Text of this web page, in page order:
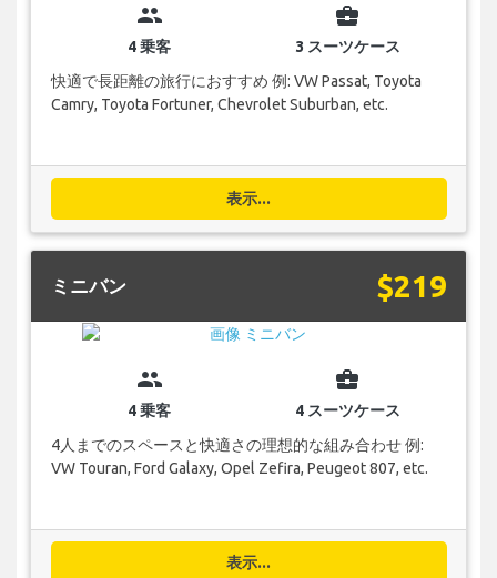
group
4 乗客
business_center
3 スーツケース
快適で長距離の旅行におすすめ 例: VW Passat, Toyota
Camry, Toyota Fortuner, Chevrolet Suburban, etc.
表示...
ミニバン $219
group
4 乗客
business_center
4 スーツケース
4人までのスペースと快適さの理想的な組み合わせ 例:
VW Touran, Ford Galaxy, Opel Zefira, Peugeot 807, etc.
表示...